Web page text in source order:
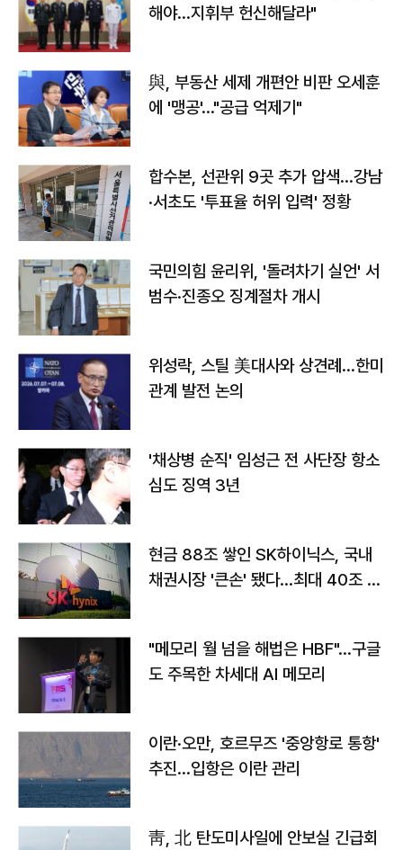
해야…지휘부 헌신해달라"
與, 부동산 세제 개편안 비판 오세훈
에 '맹공'…"공급 억제기"
합수본, 선관위 9곳 추가 압색…강남
·서초도 '투표율 허위 입력' 정황
국민의힘 윤리위, '돌려차기 실언' 서
범수·진종오 징계절차 개시
위성락, 스틸 美대사와 상견례…한미
관계 발전 논의
'채상병 순직' 임성근 전 사단장 항소
심도 징역 3년
현금 88조 쌓인 SK하이닉스, 국내
채권시장 '큰손' 됐다…최대 40조 투
"메모리 월 넘을 해법은 HBF"…구글
도 주목한 차세대 AI 메모리
이란·오만, 호르무즈 '중앙항로 통항'
추진…입항은 이란 관리
靑, 北 탄도미사일에 안보실 긴급회